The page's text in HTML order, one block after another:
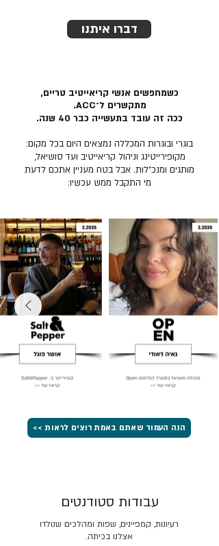
דברו איתנו
כשמחפשים אנשי קריאייטיב טריים,
מתקשרים ל־ACC.
ככה זה עובד בתעשייה כבר 40 שנה.
בוגרי ובוגרות המכללה נמצאים היום בכל מקום:
מקופירייטינג וניהול קריאייטיב ועד סושיאל,
מותגים ומנכ״לות. אבל בטח מעניין אתכם לדעת
מי התקבל ממש עכשיו:
הנה העמוד שאתם באמת רוצים לראות >>
רעיונות, קמפיינים, שפות ומהלכים שנולדו
אצלנו בכיתה.
עבודות סטודנטים